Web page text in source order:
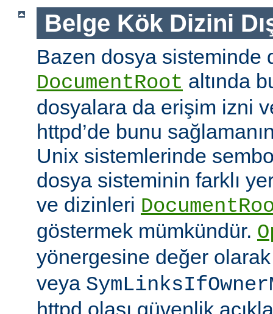
Belge Kök Dizini
Bazen dosya sisteminde
DocumentRoot altında
dosyalara da erişim izni
httpd’de bunu
Unix sistemlerinde
dosya sisteminin farklı
ve dizinleri
göstermek mümkündür.
yönergesine değer
veya